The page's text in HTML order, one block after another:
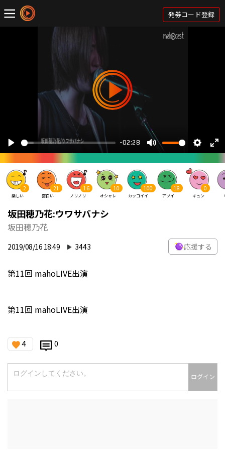
発券コード登録
2
楽しい
21
面白い
16
ノリノリ
10
オシャレ
100
カッコイイ
18
アツイ
0
キュン
坂田穂乃花:ウワサバナシ
坂田穂乃花
2019/08/16 18:49 3443 応援する
第11回 mahoLIVE出演
第11回 mahoLIVE出演
4 0
ログイン